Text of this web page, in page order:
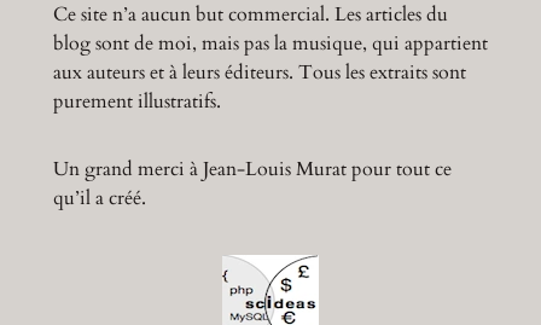
Ce site n’a aucun but commercial. Les articles du
blog sont de moi, mais pas la musique, qui appartient
aux auteurs et à leurs éditeurs. Tous les extraits sont
purement illustratifs.
Un grand merci à Jean-Louis Murat pour tout ce
qu’il a créé.